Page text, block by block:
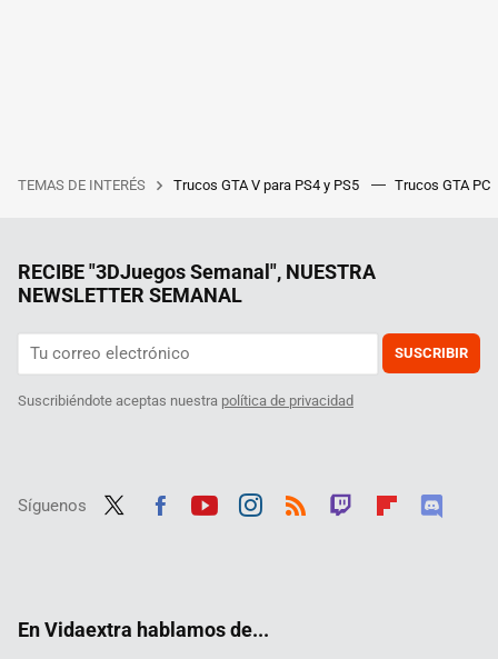
TEMAS DE INTERÉS Trucos GTA V para PS4 y PS5 Trucos GTA PC
RECIBE "3DJuegos Semanal", NUESTRA
NEWSLETTER SEMANAL
SUSCRIBIR
Suscribiéndote aceptas nuestra política de privacidad
Síguenos
En Vidaextra hablamos de...